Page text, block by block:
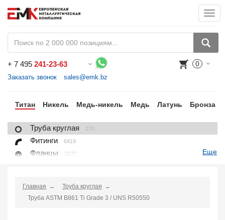
+ 7 495 241-23-63
Заказать звонок sales@emk.bz
0
Титан Никель Медь-никель Медь Латунь Бронза
Труба круглая 270
Фитинги 6419
Фланцы 1022
Проволока 16
Поковка
Еще
Главная
Труба круглая
Труба ASTM B861 Ti Grade 3 / UNS R50550